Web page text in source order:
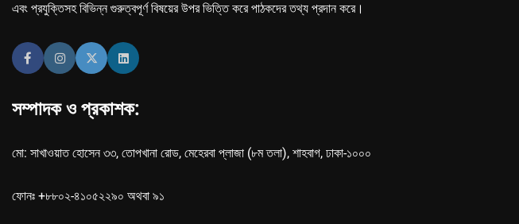
এবং প্রযুক্তিসহ বিভিন্ন গুরুত্বপূর্ণ বিষয়ের উপর ভিত্তি করে পাঠকদের তথ্য প্রদান করে।
সম্পাদক ও প্রকাশক:
মো: সাখাওয়াত হোসেন ৩৩, তোপখানা রোড, মেহেরবা প্লাজা (৮ম তলা), শাহবাগ, ঢাকা-১০০০
ফোনঃ +৮৮০২-৪১০৫২২৯০ অথবা ৯১